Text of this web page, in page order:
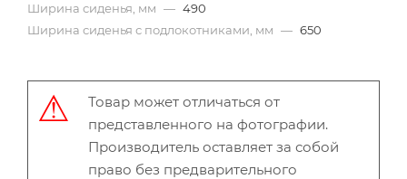
Ширина сиденья, мм — 490
Ширина сиденья с подлокотниками, мм — 650
Товар может отличаться от
представленного на фотографии.
Производитель оставляет за собой
право без предварительного